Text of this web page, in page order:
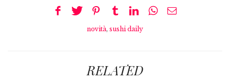
novità, sushi daily
RELATED